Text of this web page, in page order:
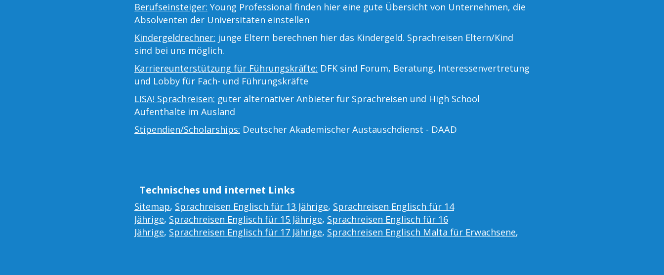
Berufseinsteiger: Young Professional finden hier eine gute Übersicht von Unternehmen, die
Absolventen der Universitäten einstellen
Kindergeldrechner: junge Eltern berechnen hier das Kindergeld. Sprachreisen Eltern/Kind
sind bei uns möglich.
Karriereunterstützung für Führungskräfte: DFK sind Forum, Beratung, Interessenvertretung
und Lobby für Fach- und Führungskräfte
LISA! Sprachreisen: guter alternativer Anbieter für Sprachreisen und High School
Aufenthalte im Ausland
Stipendien/Scholarships: Deutscher Akademischer Austauschdienst - DAAD
Technisches und internet Links
Sitemap, Sprachreisen Englisch für 13 Jährige, Sprachreisen Englisch für 14
Jährige, Sprachreisen Englisch für 15 Jährige, Sprachreisen Englisch für 16
Jährige, Sprachreisen Englisch für 17 Jährige, Sprachreisen Englisch Malta für Erwachsene,